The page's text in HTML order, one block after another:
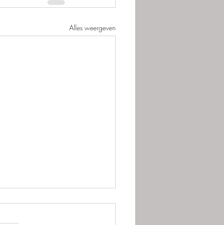
Alles weergeven